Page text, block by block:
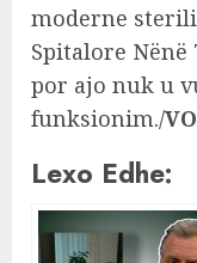
moderne
Spitalore Nënë
por ajo nuk u
funksionim./
Lexo Edhe: